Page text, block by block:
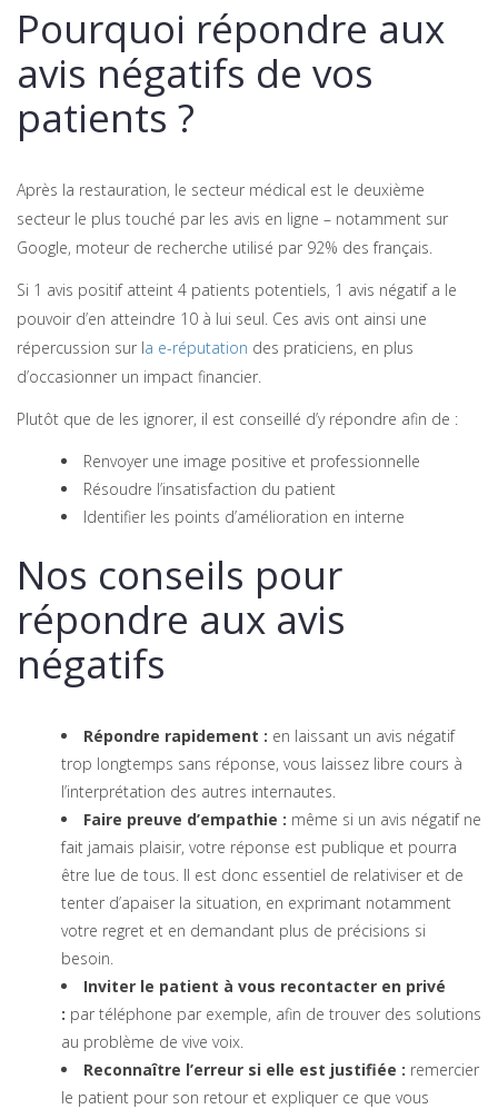
Pourquoi répondre aux
avis négatifs de vos
patients ?
Après la restauration, le secteur médical est le deuxième
secteur le plus touché par les avis en ligne – notamment sur
Google, moteur de recherche utilisé par 92% des français.
Si 1 avis positif atteint 4 patients potentiels, 1 avis négatif a le
pouvoir d’en atteindre 10 à lui seul. Ces avis ont ainsi une
répercussion sur la e-réputation des praticiens, en plus
d’occasionner un impact financier.
Plutôt que de les ignorer, il est conseillé d’y répondre afin de :
Renvoyer une image positive et professionnelle
Résoudre l’insatisfaction du patient
Identifier les points d’amélioration en interne
Nos conseils pour
répondre aux avis
négatifs
Répondre rapidement : en laissant un avis négatif
trop longtemps sans réponse, vous laissez libre cours à
l’interprétation des autres internautes.
Faire preuve d’empathie : même si un avis négatif ne
fait jamais plaisir, votre réponse est publique et pourra
être lue de tous. Il est donc essentiel de relativiser et de
tenter d’apaiser la situation, en exprimant notamment
votre regret et en demandant plus de précisions si
besoin.
Inviter le patient à vous recontacter en privé
: par téléphone par exemple, afin de trouver des solutions
au problème de vive voix.
Reconnaître l’erreur si elle est justifiée : remercier
le patient pour son retour et expliquer ce que vous